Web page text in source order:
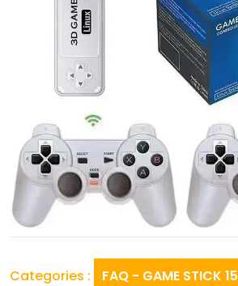
Categories : FAQ - GAME STICK 15